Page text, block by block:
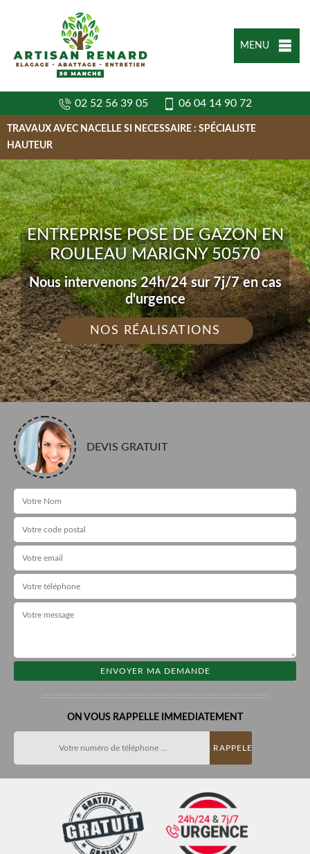
MENU
02 52 56 39 05 06 04 14 90 72
TRAVAUX AVEC NACELLE SI NECESSAIRE : SPÉCIALISTE
HAUTEUR
ENTREPRISE POSE DE GAZON EN
ROULEAU MARIGNY 50570
Nous intervenons 24h/24 sur 7j/7 en cas
d'urgence
NOS RÉALISATIONS
DEVIS GRATUIT
ON VOUS RAPPELLE IMMEDIATEMENT